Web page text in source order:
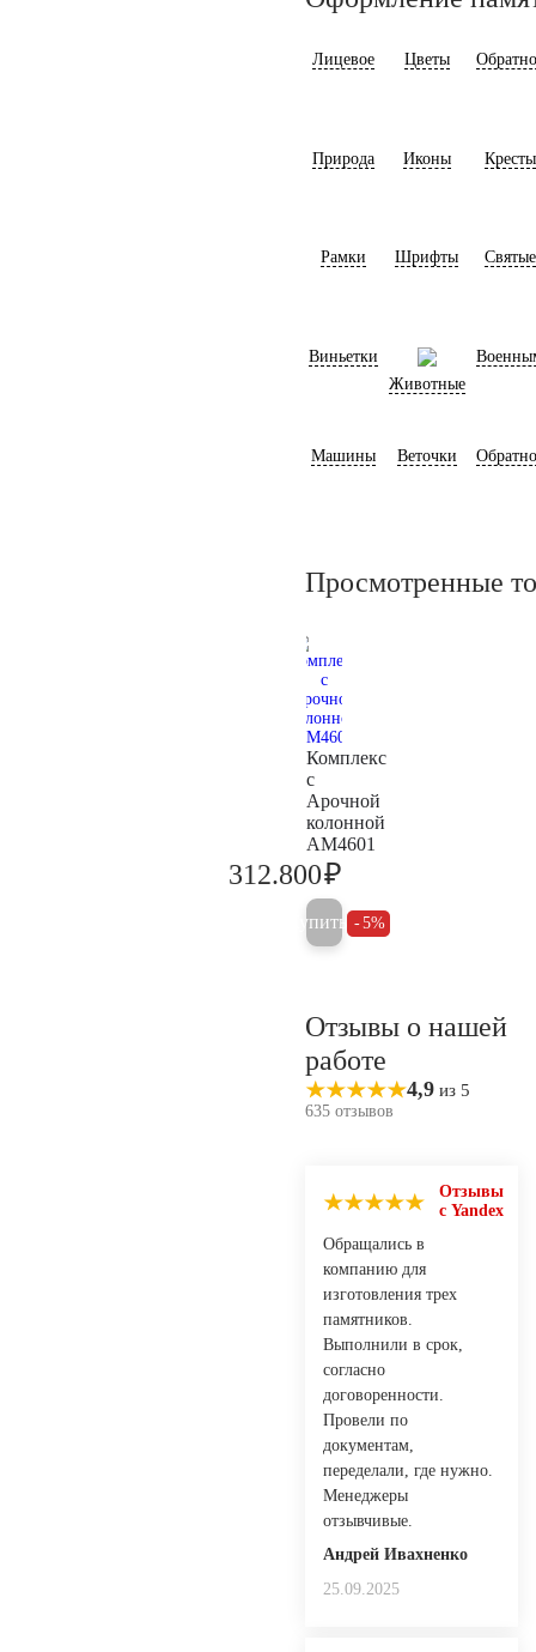
Лицевое Цветы
Природа Иконы Кресты
Рамки Шрифты Святые
Виньетки
Животные
Машины Веточки
Просмотренные
Комплекс
с
Арочной
колонной
AM4601
312.800₽
Купить 5%
Отзывы о нашей
работе
4,9 из 5
635 отзывов
Отзывы
с Yandex
Обращались в
компанию для
изготовления трех
памятников.
Выполнили в срок,
согласно
договоренности.
Провели по
документам,
переделали, где нужно.
Менеджеры
отзывчивые.
Андрей Ивaхнeнкo
25.09.2025